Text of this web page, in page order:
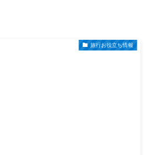
旅行お役立ち情報